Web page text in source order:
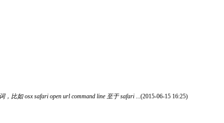
比如 osx safari open url command line 至于 safari ...(2015-06-15 16:25)